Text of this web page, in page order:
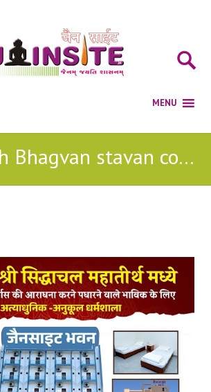
1-Aadinath Bhagvan stavan comentry Mp3